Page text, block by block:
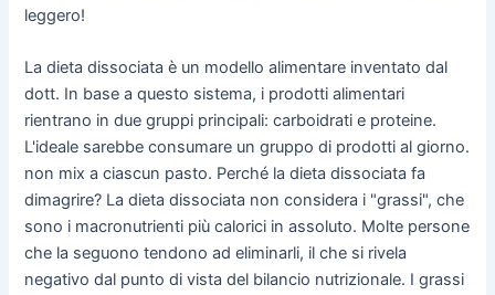
leggero!
La dieta dissociata è un modello alimentare inventato dal
dott. In base a questo sistema, i prodotti alimentari
rientrano in due gruppi principali: carboidrati e proteine.
L'ideale sarebbe consumare un gruppo di prodotti al giorno.
non mix a ciascun pasto. Perché la dieta dissociata fa
dimagrire? La dieta dissociata non considera i "grassi", che
sono i macronutrienti più calorici in assoluto. Molte persone
che la seguono tendono ad eliminarli, il che si rivela
negativo dal punto di vista del bilancio nutrizionale. I grassi